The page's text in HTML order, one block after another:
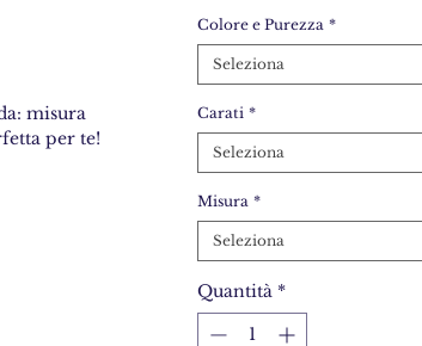
misura
per te!
Colore e Purezza *
Seleziona
Carati *
Seleziona
Misura *
Seleziona
Quantità *